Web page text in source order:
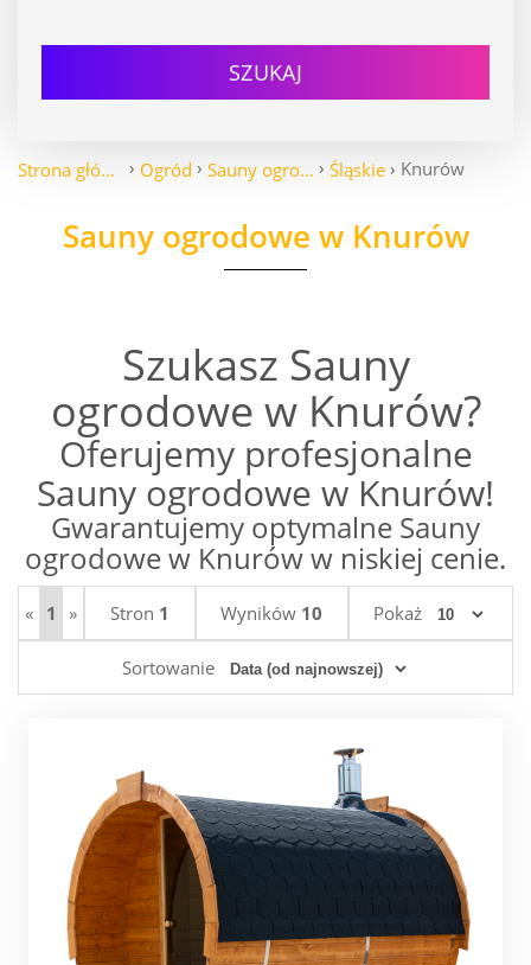
SZUKAJ
Strona główna Ogród Sauny ogrodowe Śląskie Knurów
Sauny ogrodowe w Knurów
Szukasz Sauny
ogrodowe w Knurów?
Oferujemy profesjonalne
Sauny ogrodowe w Knurów!
Gwarantujemy optymalne Sauny
ogrodowe w Knurów w niskiej cenie.
« 1 » Stron 1 Wyników 10 Pokaż
Sortowanie